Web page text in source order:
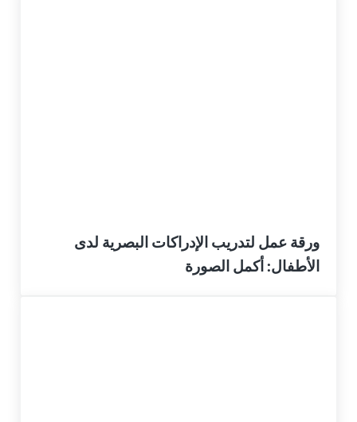
ورقة عمل لتدريب الإدراكات البصرية لدى
الأطفال: أكمل الصورة